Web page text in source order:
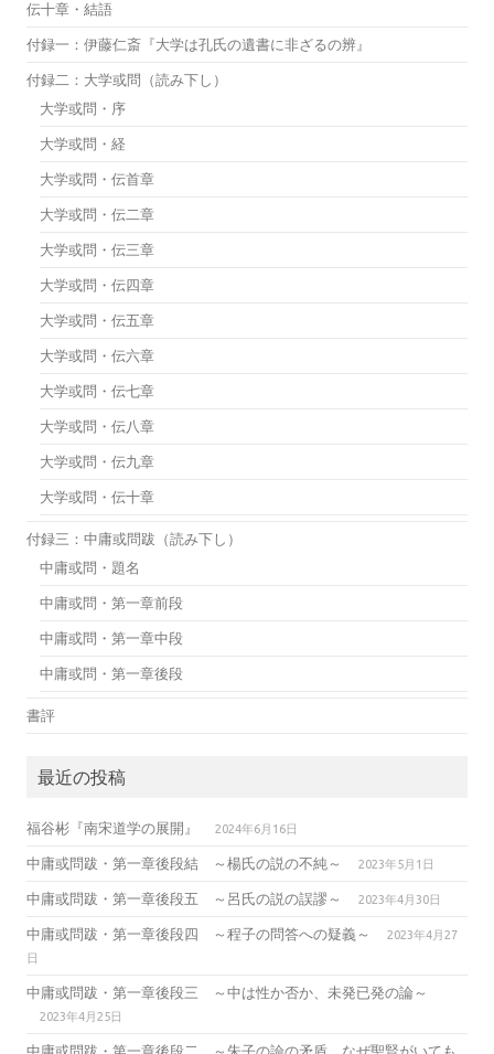
伝十章・結語
付録一：伊藤仁斎『大学は孔氏の遺書に非ざるの辨』
付録二：大学或問（読み下し）
大学或問・序
大学或問・経
大学或問・伝首章
大学或問・伝二章
大学或問・伝三章
大学或問・伝四章
大学或問・伝五章
大学或問・伝六章
大学或問・伝七章
大学或問・伝八章
大学或問・伝九章
大学或問・伝十章
付録三：中庸或問跋（読み下し）
中庸或問・題名
中庸或問・第一章前段
中庸或問・第一章中段
中庸或問・第一章後段
書評
最近の投稿
福谷彬『南宋道学の展開』 2024年6月16日
中庸或問跋・第一章後段結 ～楊氏の説の不純～ 2023年5月1日
中庸或問跋・第一章後段五 ～呂氏の説の誤謬～ 2023年4月30日
中庸或問跋・第一章後段四 ～程子の問答への疑義～
2023年4月27
日
中庸或問跋・第一章後段三 ～中は性か否か、未発已発の論～
2023年4月25日
中庸或問跋・第一章後段二 ～朱子の論の矛盾、なぜ聖賢がいても